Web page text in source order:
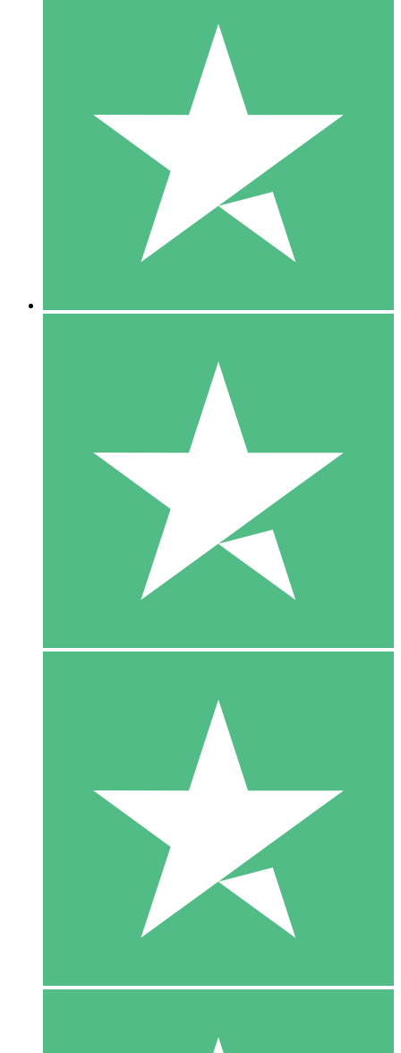
Paquetes de Créditos Individuales
Paga según el uso con créditos de descarga. Sin compromiso
10 00
10 Descargas
20 00